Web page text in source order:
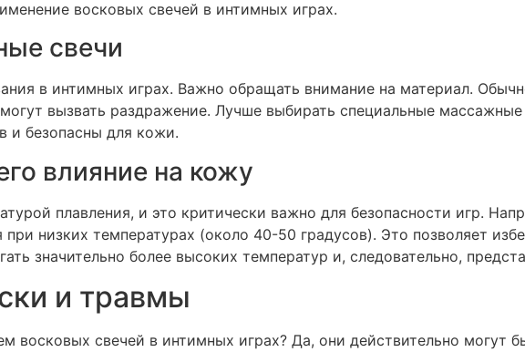
восковых свечей в интимных играх.
свечи
в интимных играх. Важно обращать внимание на материал.
вызвать раздражение. Лучше выбирать специальные
и безопасны для кожи.
влияние на кожу
плавления, и это критически важно для безопасности игр.
низких температурах (около 40-50 градусов). Это позволяет
значительно более высоких температур и, следовательно,
и травмы
восковых свечей в интимных играх? Да, они действительно могут